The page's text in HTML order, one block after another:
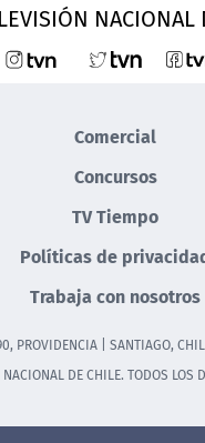
NACIONAL
Comercial
Concursos
TV Tiempo
Políticas de
Trabaja con nosotros
PROVIDENCIA | SANTIAGO,
DE CHILE. TODOS LOS